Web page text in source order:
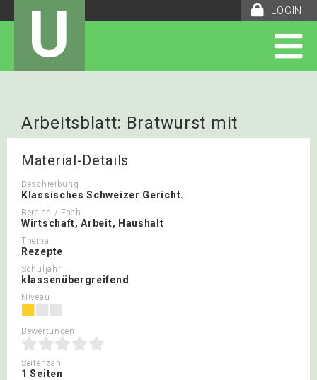
LOGIN
U
Arbeitsblatt: Bratwurst mit
Zwiebelsauce
Material-Details
Beschreibung
Klassisches Schweizer Gericht.
Bereich / Fach
Wirtschaft, Arbeit, Haushalt
Thema
Rezepte
Schuljahr
klassenübergreifend
Niveau
Bewertungen
Seitenzahl
1 Seiten